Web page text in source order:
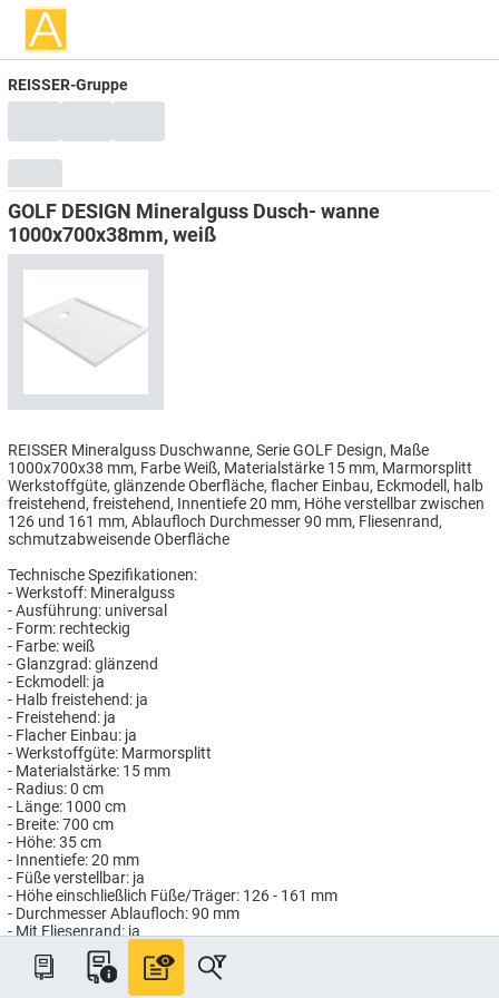
REISSER-Gruppe
GOLF DESIGN Mineralguss Dusch- wanne
1000x700x38mm, weiß
REISSER Mineralguss Duschwanne, Serie GOLF Design, Maße
1000x700x38 mm, Farbe Weiß, Materialstärke 15 mm, Marmorsplitt
Werkstoffgüte, glänzende Oberfläche, flacher Einbau, Eckmodell, halb
freistehend, freistehend, Innentiefe 20 mm, Höhe verstellbar zwischen
126 und 161 mm, Ablaufloch Durchmesser 90 mm, Fliesenrand,
schmutzabweisende Oberfläche
Technische Spezifikationen:
- Werkstoff: Mineralguss
- Ausführung: universal
- Form: rechteckig
- Farbe: weiß
- Glanzgrad: glänzend
- Eckmodell: ja
- Halb freistehend: ja
- Freistehend: ja
- Flacher Einbau: ja
- Werkstoffgüte: Marmorsplitt
- Materialstärke: 15 mm
- Radius: 0 cm
- Länge: 1000 cm
- Breite: 700 cm
- Höhe: 35 cm
- Innentiefe: 20 mm
- Füße verstellbar: ja
- Höhe einschließlich Füße/Träger: 126 - 161 mm
- Durchmesser Ablaufloch: 90 mm
- Mit Fliesenrand: ja
- Schmutzabweisend: ja
Artikelnummer: AH964/107